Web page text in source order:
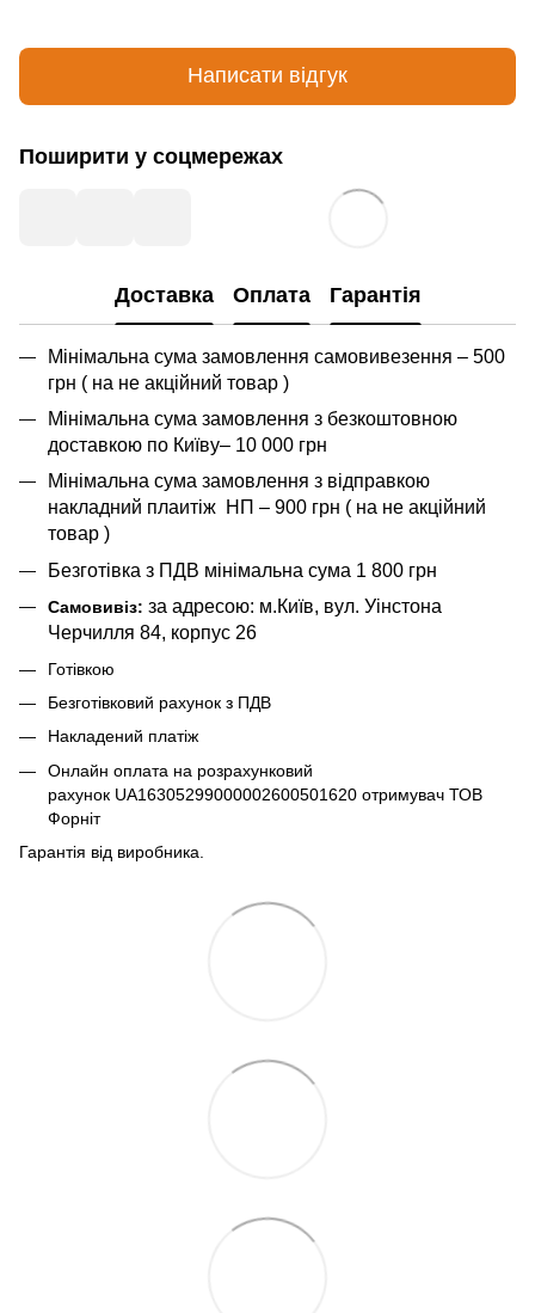
Написати відгук
Поширити у соцмережах
Доставка Оплата Гарантія
Мінімальна сума замовлення самовивезення – 500
грн ( на не акційний товар )
Мінімальна сума замовлення з безкоштовною
доставкою по Київу– 10 000 грн
Мінімальна сума замовлення з відправкою
накладний плаитіж НП – 900 грн ( на не акційний
товар )
Безготівка з ПДВ мінімальна сума 1 800 грн
Самовивіз: за адресою: м.Київ, вул. Уінстона
Черчилля 84, корпус 26
Готівкою
Безготівковий рахунок з ПДВ
Накладений платіж
Онлайн оплата на розрахунковий
рахунок UA16305299000002600501620 отримувач ТОВ
Форніт
Гарантія від виробника.